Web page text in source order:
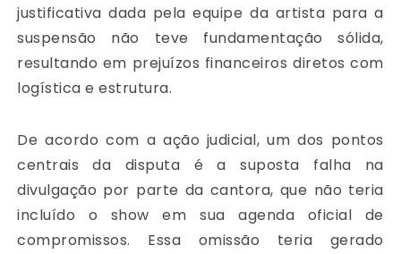
justificativa dada pela equipe da artista para a
suspensão não teve fundamentação sólida,
resultando em prejuízos financeiros diretos com
logística e estrutura.
De acordo com a ação judicial, um dos pontos
centrais da disputa é a suposta falha na
divulgação por parte da cantora, que não teria
incluído o show em sua agenda oficial de
compromissos. Essa omissão teria gerado